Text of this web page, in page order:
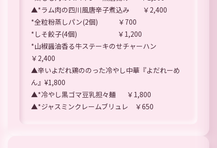
▲*ラム肉の四川風唐辛子煮込み ￥2,400
*全粒粉蒸しパン(2個) ￥700
*しそ餃子(4個) ￥1,200
*山椒醤油香る牛ステーキのせチャーハン
￥2,400
▲辛いよだれ鶏ののった冷やし中華『よだれーめ
ん』¥1,800
▲*冷やし黒ゴマ豆乳担々麺 ￥1,800
▲*ジャスミンクレームブリュレ ￥650